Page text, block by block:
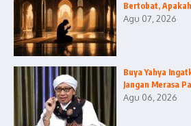
Bertobat,
Agu 07, 2026
Buya Yahya
Jangan Merasa
Agu 06, 2026